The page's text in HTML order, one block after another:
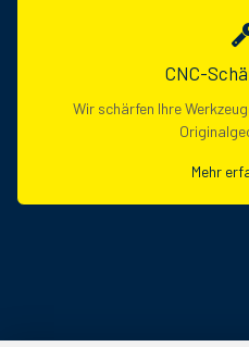
CNC-
Wir schärfen Ihre
Mehr